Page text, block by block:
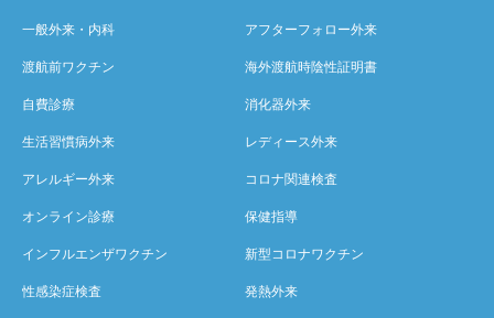
一般外来・内科 アフターフォロー外来
渡航前ワクチン 海外渡航時陰性証明書
自費診療 消化器外来
生活習慣病外来 レディース外来
アレルギー外来 コロナ関連検査
オンライン診療 保健指導
インフルエンザワクチン 新型コロナワクチン
性感染症検査 発熱外来